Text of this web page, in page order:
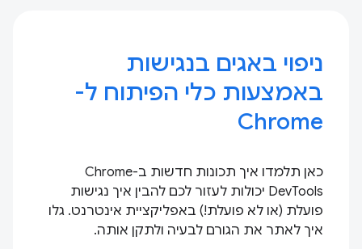
ניפוי באגים בנגישות
באמצעות כלי הפיתוח ל-
Chrome
כאן תלמדו איך תכונות חדשות ב-Chrome
DevTools יכולות לעזור לכם להבין איך נגישות
פועלת (או לא פועלת!) באפליקציית אינטרנט. גלו
איך לאתר את הגורם לבעיה ולתקן אותה.